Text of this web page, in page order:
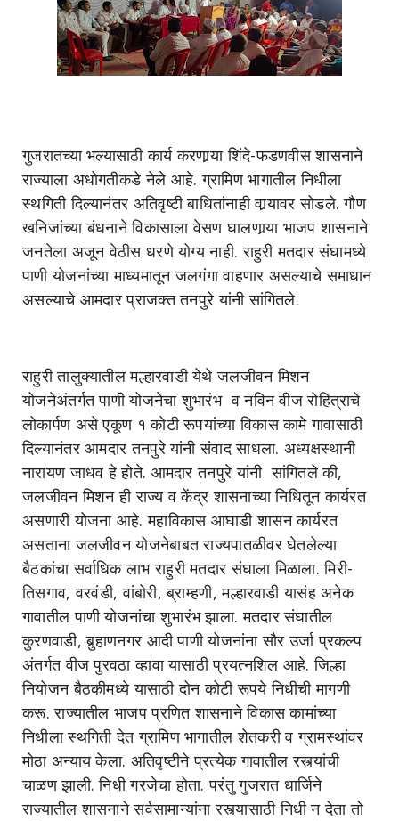
गुजरातच्या भल्यासाठी कार्य करणार्‍या शिंदे-फडणवीस शासनाने
राज्याला अधोगतीकडे नेले आहे. ग्रामिण भागातील निधीला
स्थगिती दिल्यानंतर अतिवृष्टी बाधितांनाही वार्‍यावर सोडले. गौण
खनिजांच्या बंधनाने विकासाला वेसण घालणार्‍या भाजप शासनाने
जनतेला अजून वेठीस धरणे योग्य नाही. राहुरी मतदार संघामध्ये
पाणी योजनांच्या माध्यमातून जलगंगा वाहणार असल्याचे समाधान
असल्याचे आमदार प्राजक्त तनपुरे यांनी सांगितले.
राहुरी तालुक्यातील मल्हारवाडी येथे जलजीवन मिशन
योजनेअंतर्गत पाणी योजनेचा शुभारंभ व नविन वीज रोहित्राचे
लोकार्पण असे एकूण १ कोटी रूपयांच्या विकास कामे गावासाठी
दिल्यानंतर आमदार तनपुरे यांनी संवाद साधला. अध्यक्षस्थानी
नारायण जाधव हे होते. आमदार तनपुरे यांनी सांगितले की,
जलजीवन मिशन ही राज्य व केंद्र शासनाच्या निधितून कार्यरत
असणारी योजना आहे. महाविकास आघाडी शासन कार्यरत
असताना जलजीवन योजनेबाबत राज्यपातळीवर घेतलेल्या
बैठकांचा सर्वाधिक लाभ राहुरी मतदार संघाला मिळाला. मिरी-
तिसगाव, वरवंडी, वांबोरी, ब्राम्हणी, मल्हारवाडी यासंह अनेक
गावातील पाणी योजनांचा शुभारंभ झाला. मतदार संघातील
कुरणवाडी, बुर्‍हाणनगर आदी पाणी योजनांना सौर उर्जा प्रकल्प
अंतर्गत वीज पुरवठा व्हावा यासाठी प्रयत्नशिल आहे. जिल्हा
नियोजन बैठकीमध्ये यासाठी दोन कोटी रूपये निधीची मागणी
करू. राज्यातील भाजप प्रणित शासनाने विकास कामांच्या
निधीला स्थगिती देत ग्रामिण भागातील शेतकरी व ग्रामस्थांवर
मोठा अन्याय केला. अतिवृष्टीने प्रत्येक गावातील रस्त्यांची
चाळण झाली. निधी गरजेचा होता. परंतु गुजरात धार्जिने
राज्यातील शासनाने सर्वसामान्यांना रस्त्यासाठी निधी न देता तो